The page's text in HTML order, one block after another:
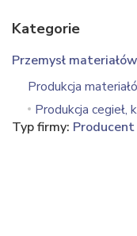
Kategorie
Przemysł
Produkcja
Produkcja
Typ firmy: Producent